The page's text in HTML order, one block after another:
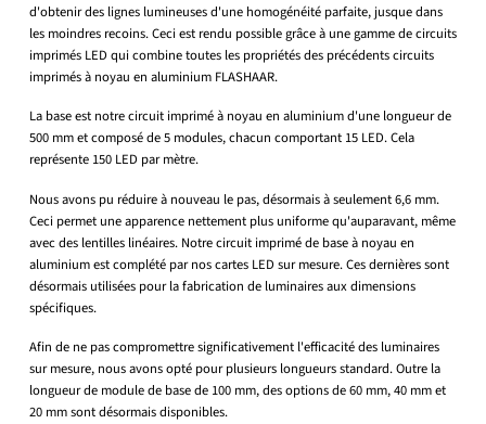
d'obtenir des lignes lumineuses d'une homogénéité parfaite, jusque dans
les moindres recoins. Ceci est rendu possible grâce à une gamme de circuits
imprimés LED qui combine toutes les propriétés des précédents circuits
imprimés à noyau en aluminium FLASHAAR.
La base est notre circuit imprimé à noyau en aluminium d'une longueur de
500 mm et composé de 5 modules, chacun comportant 15 LED. Cela
représente 150 LED par mètre.
Nous avons pu réduire à nouveau le pas, désormais à seulement 6,6 mm.
Ceci permet une apparence nettement plus uniforme qu'auparavant, même
avec des lentilles linéaires. Notre circuit imprimé de base à noyau en
aluminium est complété par nos cartes LED sur mesure. Ces dernières sont
désormais utilisées pour la fabrication de luminaires aux dimensions
spécifiques.
Afin de ne pas compromettre significativement l'efficacité des luminaires
sur mesure, nous avons opté pour plusieurs longueurs standard. Outre la
longueur de module de base de 100 mm, des options de 60 mm, 40 mm et
20 mm sont désormais disponibles.